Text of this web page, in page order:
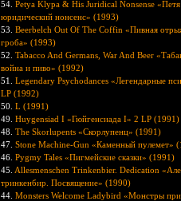
54. Petya Klypa & His Juridical Nonsense
юридический нонсенс» (1993)
53. Beerbelch Out Of The Coffin «Пивная
гроба» (1993)
52. Tabacco And Germans, War And Beer
война и пиво» (1992)
51. Legendary Psychodances «Легендарные
LP (1992)
50. L (1991)
49. Huygensiad I «Гюйгенсиада I» 2 LP (1991)
48. The Skorlupents «Скорлупенц» (1991)
47. Stone Machine-Gun «Каменный пулемет»
46. Pygmy Tales «Пигмейские сказки» (1991)
45. Allesmenschen Trinkenbier. Dedication
тринкенбир. Посвящение» (1990)
44. Monsters Welcome Ladybird «Монстры